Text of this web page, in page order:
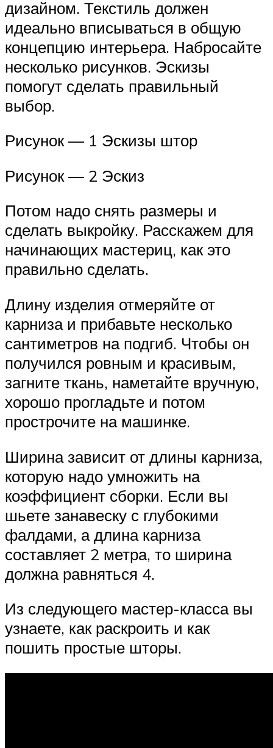
дизайном. Текстиль должен
идеально вписываться в общую
концепцию интерьера. Набросайте
несколько рисунков. Эскизы
помогут сделать правильный
выбор.
Рисунок — 1 Эскизы штор
Рисунок — 2 Эскиз
Потом надо снять размеры и
сделать выкройку. Расскажем для
начинающих мастериц, как это
правильно сделать.
Длину изделия отмеряйте от
карниза и прибавьте несколько
сантиметров на подгиб. Чтобы он
получился ровным и красивым,
загните ткань, наметайте вручную,
хорошо прогладьте и потом
прострочите на машинке.
Ширина зависит от длины карниза,
которую надо умножить на
коэффициент сборки. Если вы
шьете занавеску с глубокими
фалдами, а длина карниза
составляет 2 метра, то ширина
должна равняться 4.
Из следующего мастер-класса вы
узнаете, как раскроить и как
пошить простые шторы.